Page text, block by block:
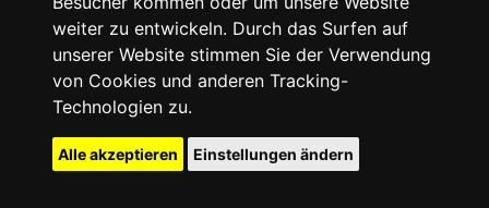
weiter zu entwickeln. Durch das Surfen auf
unserer Website stimmen Sie der Verwendung
von Cookies und anderen Tracking-
Technologien zu.
Alle akzeptieren Einstellungen ändern